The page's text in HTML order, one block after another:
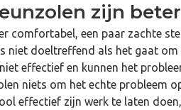
zijn
comfortabel, een paar zachte
niet doeltreffend als het gaat om
effectief en kunnen het
niets om het echte probleem
effectief zijn werk te laten